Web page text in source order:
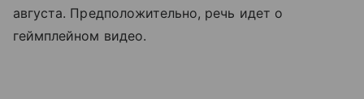
августа. Предположительно, речь идет о
геймплейном видео.